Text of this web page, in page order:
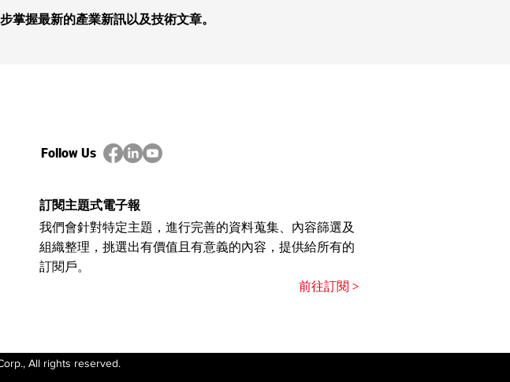
掌握最新的產業新訊以及技術文章。
Follow Us
訂閱主題式電子報
我們會針對特定主題，進行完善的資料蒐集、內容篩選及
組織整理，挑選出有價值且有意義的內容，提供給所有的
訂閱戶。
前往訂閱 >
All rights reserved.